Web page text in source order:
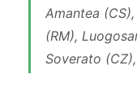
Amantea
(RM),
Soverato